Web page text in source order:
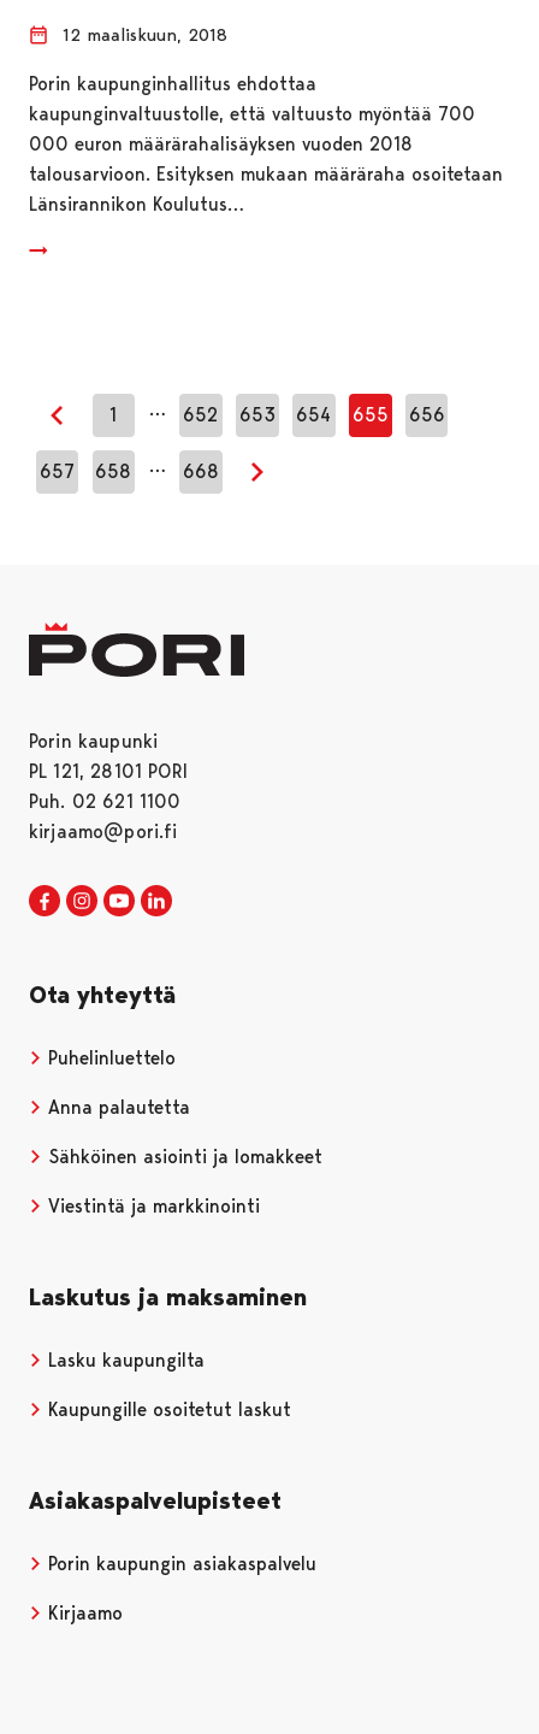
12 maaliskuun, 2018
Porin kaupunginhallitus ehdottaa
kaupunginvaltuustolle, että valtuusto myöntää 700
000 euron määrärahalisäyksen vuoden 2018
talousarvioon. Esityksen mukaan määräraha osoitetaan
Länsirannikon Koulutus…
Edellinen sivu
1 … 652 653 654 655 656
657 658 … 668
Seuraava sivu
Porin kaupunki
PL 121, 28101 PORI
Puh. 02 621 1100
kirjaamo@pori.fi
Porin kaupunki Facebookissa
Avautuu uudessa välilehdessä
Porin kaupunki Instagramissa
Avautuu uudessa välilehdessä
Porin kaupunki Youtubessa
Avautuu uudessa välilehdessä
Ota yhteyttä
Puhelinluettelo
Anna palautetta
Sähköinen asiointi ja lomakkeet
Viestintä ja markkinointi
Laskutus ja maksaminen
Lasku kaupungilta
Kaupungille osoitetut laskut
Asiakaspalvelupisteet
Porin kaupungin asiakaspalvelu
Kirjaamo